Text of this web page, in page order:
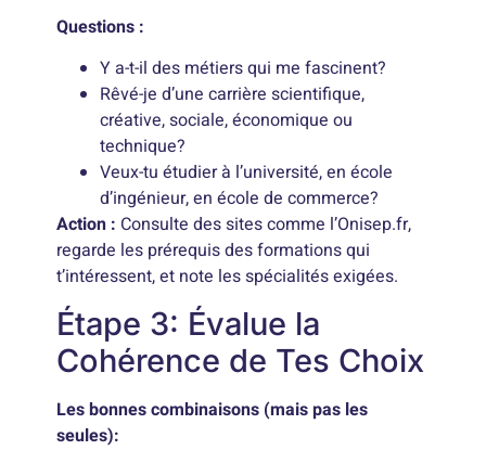
Questions :
Y a-t-il des métiers qui me fascinent?
Rêvé-je d’une carrière scientifique,
créative, sociale, économique ou
technique?
Veux-tu étudier à l’université, en école
d’ingénieur, en école de commerce?
Action : Consulte des sites comme l’Onisep.fr,
regarde les prérequis des formations qui
t’intéressent, et note les spécialités exigées.
Étape 3: Évalue la
Cohérence de Tes Choix
Les bonnes combinaisons (mais pas les
seules):